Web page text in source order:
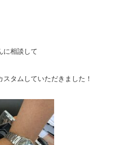
に相談して
タムしていただきました！